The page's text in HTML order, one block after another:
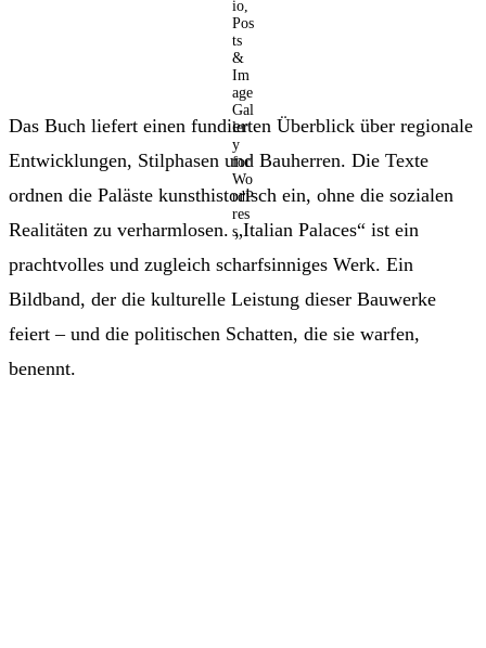
Das Buch liefert einen fundierten Überblick über regionale
Entwicklungen, Stilphasen und Bauherren. Die Texte
ordnen die Paläste kunsthistorisch ein, ohne die sozialen
Realitäten zu verharmlosen. „Italian Palaces“ ist ein
prachtvolles und zugleich scharfsinniges Werk. Ein
Bildband, der die kulturelle Leistung dieser Bauwerke
feiert – und die politischen Schatten, die sie warfen,
benennt.